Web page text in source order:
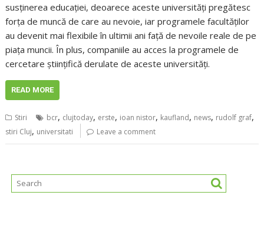
susţinerea educaţiei, deoarece aceste universităţi pregătesc
forţa de muncă de care au nevoie, iar programele facultăţilor
au devenit mai flexibile în ultimii ani faţă de nevoile reale de pe
piaţa muncii. În plus, companiile au acces la programele de
cercetare ştiinţifică derulate de aceste universităţi.
READ MORE
Stiri bcr, clujtoday, erste, ioan nistor, kaufland, news, rudolf graf,
stiri Cluj, universitati Leave a comment